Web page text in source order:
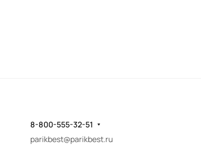
8-800-555-32-51
parikbest@parikbest.ru